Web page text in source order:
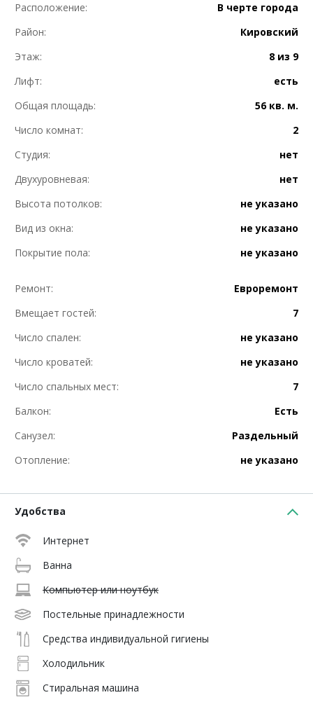
Расположение:
В черте города
Район:
Кировский
Этаж:
8 из 9
Лифт:
есть
Общая площадь:
56 кв. м.
Число комнат:
2
Студия:
нет
Двухуровневая:
нет
Высота потолков:
не указано
Вид из окна:
не указано
Покрытие пола:
не указано
Ремонт:
Евроремонт
Вмещает гостей:
7
Число спален:
не указано
Число кроватей:
не указано
Число спальных мест:
7
Балкон:
Есть
Санузел:
Раздельный
Отопление:
не указано
Удобства
Интернет
Ванна
Компьютер или ноутбук
Постельные принадлежности
Средства индивидуальной гигиены
Холодильник
Стиральная машина